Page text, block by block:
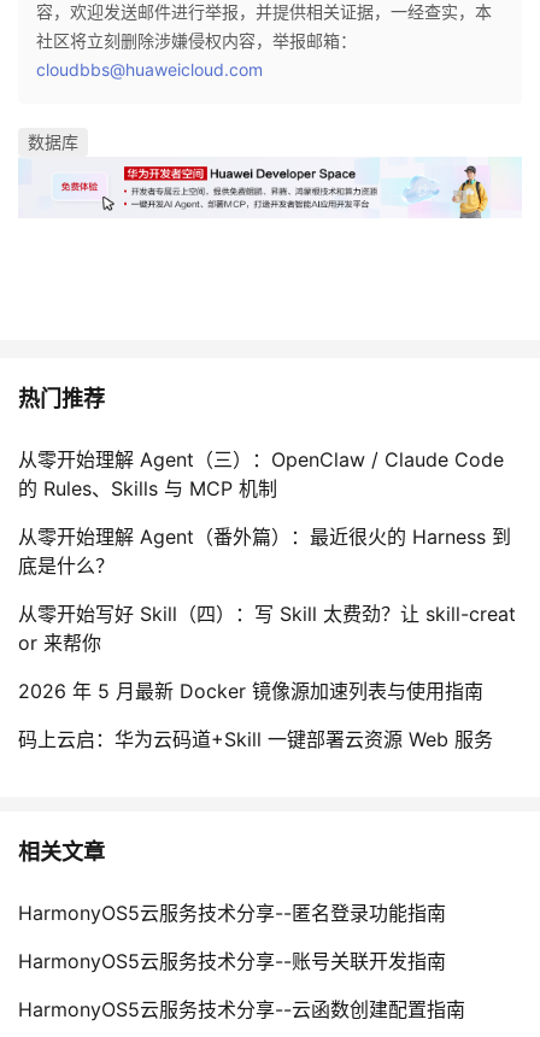
容，欢迎发送邮件进行举报，并提供相关证据，一经查实，本
社区将立刻删除涉嫌侵权内容，举报邮箱：
cloudbbs@huaweicloud.com
数据库
热门推荐
从零开始理解 Agent（三）：OpenClaw / Claude Code
的 Rules、Skills 与 MCP 机制
从零开始理解 Agent（番外篇）：最近很火的 Harness 到
底是什么？
从零开始写好 Skill（四）：写 Skill 太费劲？让 skill-creat
or 来帮你
2026 年 5 月最新 Docker 镜像源加速列表与使用指南
码上云启：华为云码道+Skill 一键部署云资源 Web 服务
相关文章
HarmonyOS5云服务技术分享--匿名登录功能指南
HarmonyOS5云服务技术分享--账号关联开发指南
HarmonyOS5云服务技术分享--云函数创建配置指南